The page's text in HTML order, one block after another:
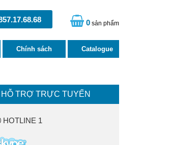
0sản phẩm
Chính sách Catalogue
HỖ TRỢ TRỰC TUYẾN
HOTLINE 1